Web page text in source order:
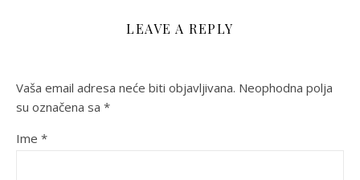
LEAVE A REPLY
Vaša email adresa neće biti objavljivana. Neophodna polja
su označena sa *
Ime *